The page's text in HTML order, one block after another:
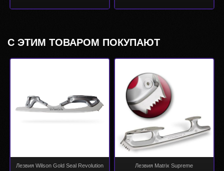
С ЭТИМ ТОВАРОМ ПОКУПАЮТ
Лезвия Wilson Gold Seal Revolution Лезвия Matrix Supreme